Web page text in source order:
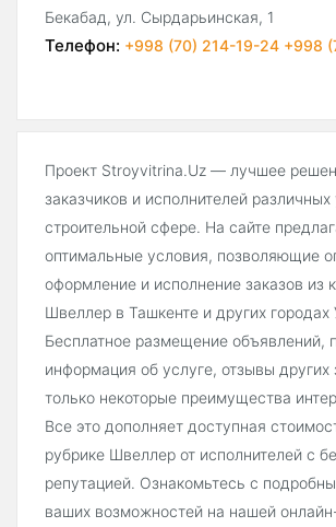
Бекабад, ул. Сырдарьинская, 1
Телефон: +998 (70) 214-19-24 +998
Проект Stroyvitrina.Uz — лучшее
заказчиков и исполнителей различных
строительной сфере. На сайте
оптимальные условия, позволяющие
оформление и исполнение заказов из
Швеллер в Ташкенте и других городах
Бесплатное размещение объявлений,
информация об услуге, отзывы
только некоторые преимущества
Все это дополняет доступная
рубрике Швеллер от исполнителей с
репутацией. Ознакомьтесь с
ваших возможностей на нашей